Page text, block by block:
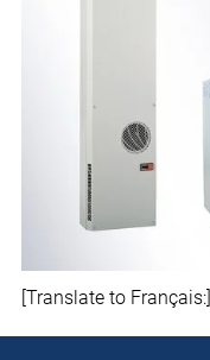
[Translate to Français:]